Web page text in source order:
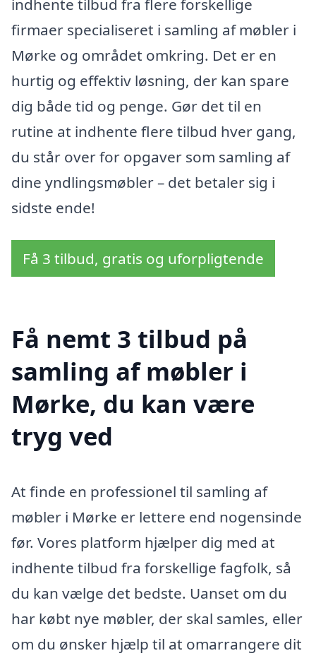
indhente tilbud fra flere forskellige
firmaer specialiseret i samling af møbler i
Mørke og området omkring. Det er en
hurtig og effektiv løsning, der kan spare
dig både tid og penge. Gør det til en
rutine at indhente flere tilbud hver gang,
du står over for opgaver som samling af
dine yndlingsmøbler – det betaler sig i
sidste ende!
Få 3 tilbud, gratis og uforpligtende
Få nemt 3 tilbud på
samling af møbler i
Mørke, du kan være
tryg ved
At finde en professionel til samling af
møbler i Mørke er lettere end nogensinde
før. Vores platform hjælper dig med at
indhente tilbud fra forskellige fagfolk, så
du kan vælge det bedste. Uanset om du
har købt nye møbler, der skal samles, eller
om du ønsker hjælp til at omarrangere dit